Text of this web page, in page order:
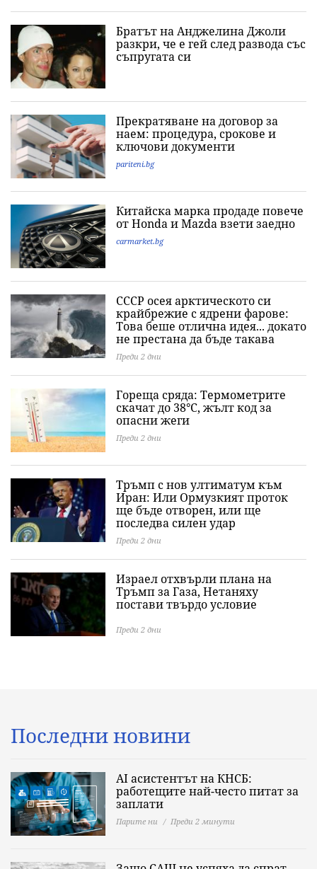
Братът на Анджелина Джоли
разкри, че е гей след развода със
съпругата си
Прекратяване на договор за
наем: процедура, срокове и
ключови документи
pariteni.bg
Китайска марка продаде повече
от Honda и Mazda взети заедно
carmarket.bg
СССР осея арктическото си
крайбрежие с ядрени фарове:
Това беше отлична идея... докато
не престана да бъде такава
Преди 2 дни
Гореща сряда: Термометрите
скачат до 38°C, жълт код за
опасни жеги
Преди 2 дни
Тръмп с нов ултиматум към
Иран: Или Ормузкият проток
ще бъде отворен, или ще
последва силен удар
Преди 2 дни
Израел отхвърли плана на
Тръмп за Газа, Нетаняху
постави твърдо условие
Преди 2 дни
Последни новини
AI асистентът на КНСБ:
работещите най-често питат за
заплати
Парите ни Преди 2 минути